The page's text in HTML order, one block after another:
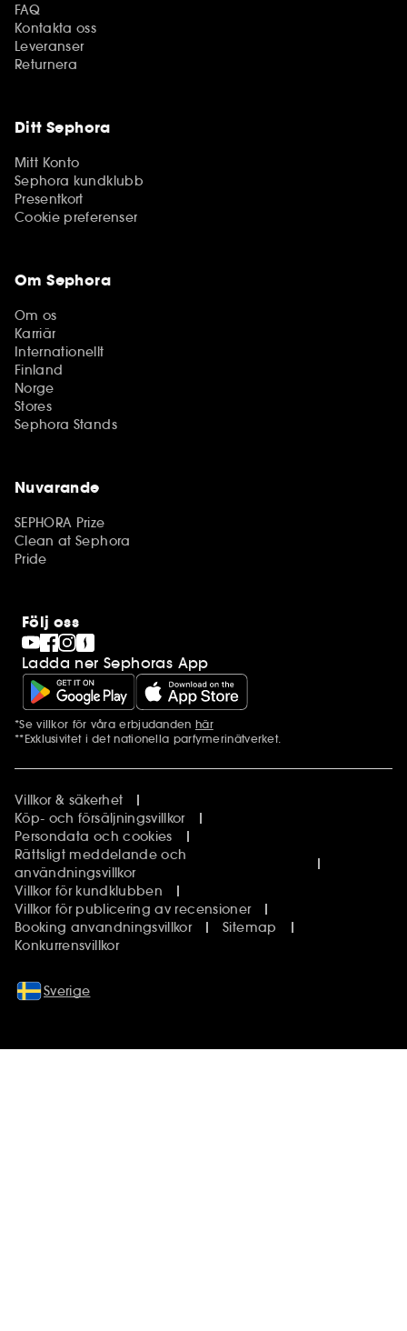
FAQ
Kontakta oss
Leveranser
Returnera
Ditt Sephora
Mitt Konto
Sephora kundklubb
Presentkort
Cookie preferenser
Om Sephora
Om os
Karriär
Internationellt
Finland
Norge
Stores
Sephora Stands
Nuvarande
SEPHORA Prize
Clean at Sephora
Pride
Följ oss
Ladda ner Sephoras App
Ytterligare information
*Se villkor för våra erbjudanden här
**Exklusivitet i det nationella parfymerinätverket.
Villkor & säkerhet
Köp- och försäljningsvillkor
Persondata och cookies
Rättsligt meddelande och
användningsvillkor
Villkor för kundklubben
Villkor för publicering av recensioner
Booking anvandningsvillkor
Sitemap
Konkurrensvillkor
Sverige